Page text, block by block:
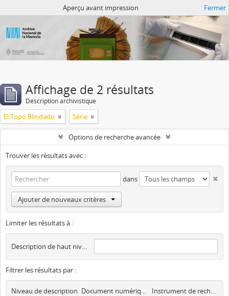
Aperçu avant impression Fermer
Affichage de 2 résultats
Description archivistique
El Topo Blindado Série
Options de recherche avancée
Trouver les résultats avec :
dans
Ajouter de nouveaux critères
Limiter les résultats à :
Description de haut niveau
Filtrer les résultats par :
Niveau de description Document numérique disponible Instrument de recherche